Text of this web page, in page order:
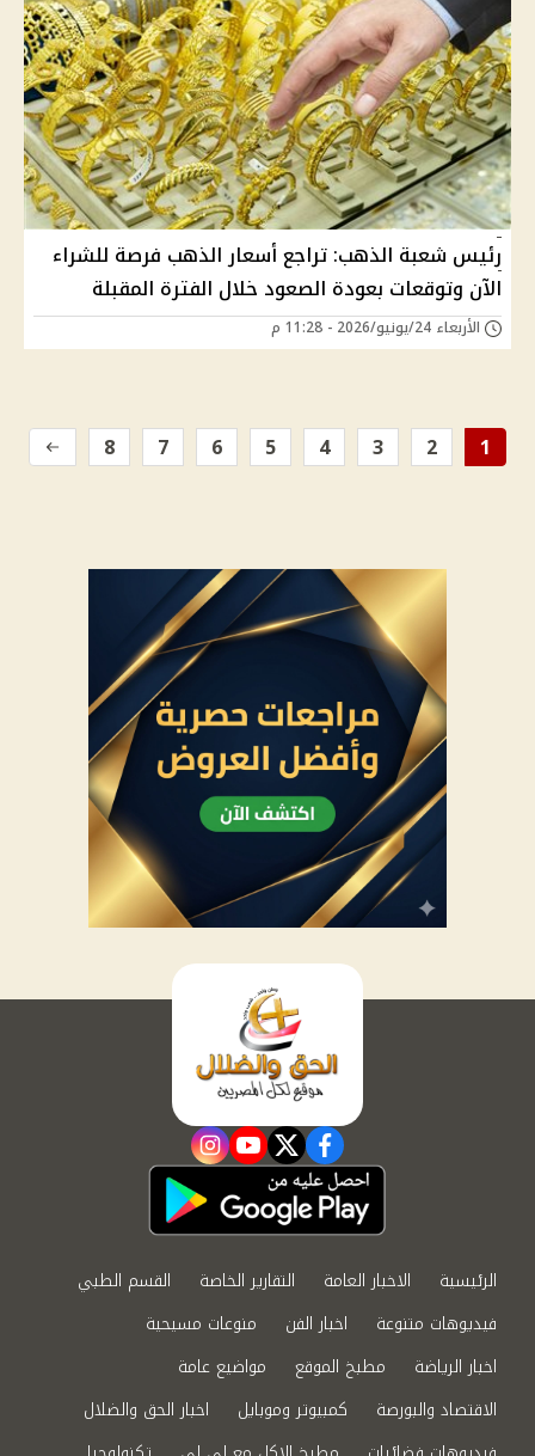
رئيس شعبة الذهب: تراجع أسعار الذهب فرصة للشراء
الآن وتوقعات بعودة الصعود خلال الفترة المقبلة
الأربعاء 24/يونيو/2026 - 11:28 م
1
2
3
4
5
6
7
8
facebook
twitter
youtube
instagram
الرئيسية الاخبار العامة التقارير الخاصة
القسم الطبي
فيديوهات متنوعة
اخبار الفن
منوعات مسيحية
اخبار الرياضة
مطبخ الموقع
مواضيع عامة
الاقتصاد والبورصة
كمبيوتر وموبايل
اخبار الحق والضلال